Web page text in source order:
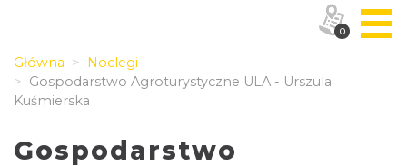
Główna
Noclegi
Gospodarstwo Agroturystyczne ULA - Urszula
Kuśmierska
Gospodarstwo
0